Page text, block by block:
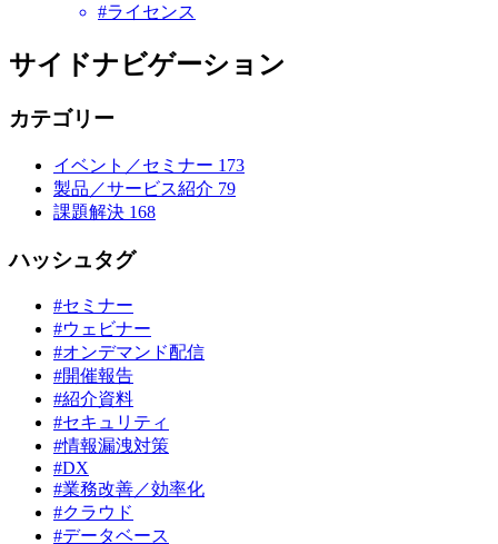
#ライセンス
サイドナビゲーション
カテゴリー
イベント／セミナー 173
製品／サービス紹介 79
課題解決 168
ハッシュタグ
#セミナー
#ウェビナー
#オンデマンド配信
#開催報告
#紹介資料
#セキュリティ
#情報漏洩対策
#DX
#業務改善／効率化
#クラウド
#データベース